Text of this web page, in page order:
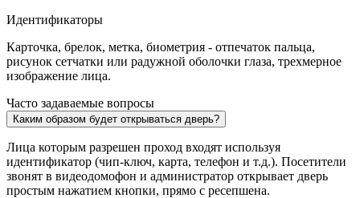
Идентификаторы
Карточка, брелок, метка, биометрия - отпечаток пальца,
рисунок сетчатки или радужной оболочки глаза, трехмерное
изображение лица.
Часто задаваемые вопросы
Каким образом будет открываться дверь?
Лица которым разрешен проход входят используя
идентификатор (чип-ключ, карта, телефон и т.д.). Посетители
звонят в видеодомофон и администратор открывает дверь
простым нажатием кнопки, прямо с ресепшена.